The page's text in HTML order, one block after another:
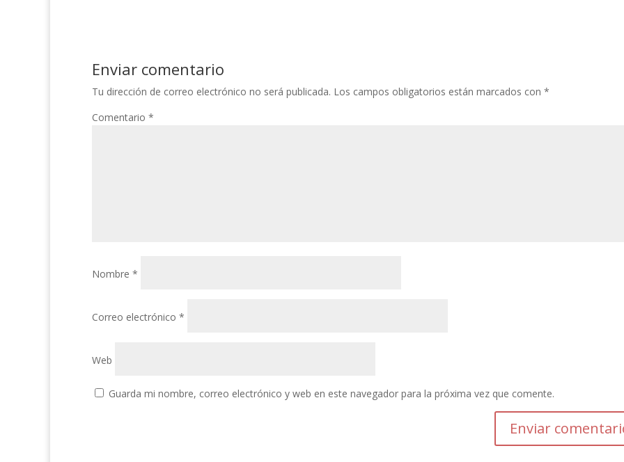
Enviar comentario
Tu dirección de correo electrónico no será publicada. Los campos obligatorios están marcados con *
Comentario *
Nombre *
Correo electrónico *
Web
Guarda mi nombre, correo electrónico y web en este navegador para la próxima vez que comente.